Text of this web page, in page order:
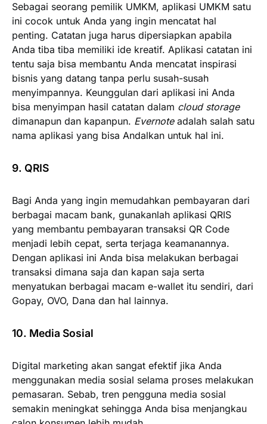
Sebagai seorang pemilik UMKM, aplikasi UMKM satu
ini cocok untuk Anda yang ingin mencatat hal
penting. Catatan juga harus dipersiapkan apabila
Anda tiba tiba memiliki ide kreatif. Aplikasi catatan ini
tentu saja bisa membantu Anda mencatat inspirasi
bisnis yang datang tanpa perlu susah-susah
menyimpannya. Keunggulan dari aplikasi ini Anda
bisa menyimpan hasil catatan dalam cloud storage
dimanapun dan kapanpun. Evernoteadalah salah satu
nama aplikasi yang bisa Andalkan untuk hal ini.
9. QRIS
Bagi Anda yang ingin memudahkan pembayaran dari
berbagai macam bank, gunakanlah aplikasi QRIS
yang membantu pembayaran transaksi QR Code
menjadi lebih cepat, serta terjaga keamanannya.
Dengan aplikasi ini Anda bisa melakukan berbagai
transaksi dimana saja dan kapan saja serta
menyatukan berbagai macam e-wallet itu sendiri, dari
Gopay, OVO, Dana dan hal lainnya.
10. Media Sosial
Digital marketing akan sangat efektif jika Anda
menggunakan media sosial selama proses melakukan
pemasaran. Sebab, tren pengguna media sosial
semakin meningkat sehingga Anda bisa menjangkau